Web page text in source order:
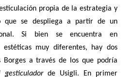
propia de la estrategia y
que se despliega a partir de un
Si bien se encuentra en
estéticas muy diferentes, hay dos
Borges a través de los que podría
gesticuladorde Usigli. En primer